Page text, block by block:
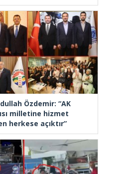
Özdemir: “AK
milletine hizmet
herkese açıktır”